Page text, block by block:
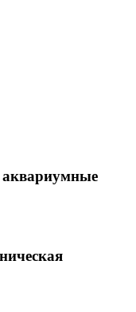
аквариумные